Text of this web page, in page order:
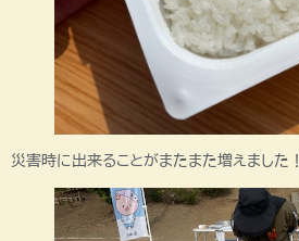
災害時に出来ることがまたまた増えました！